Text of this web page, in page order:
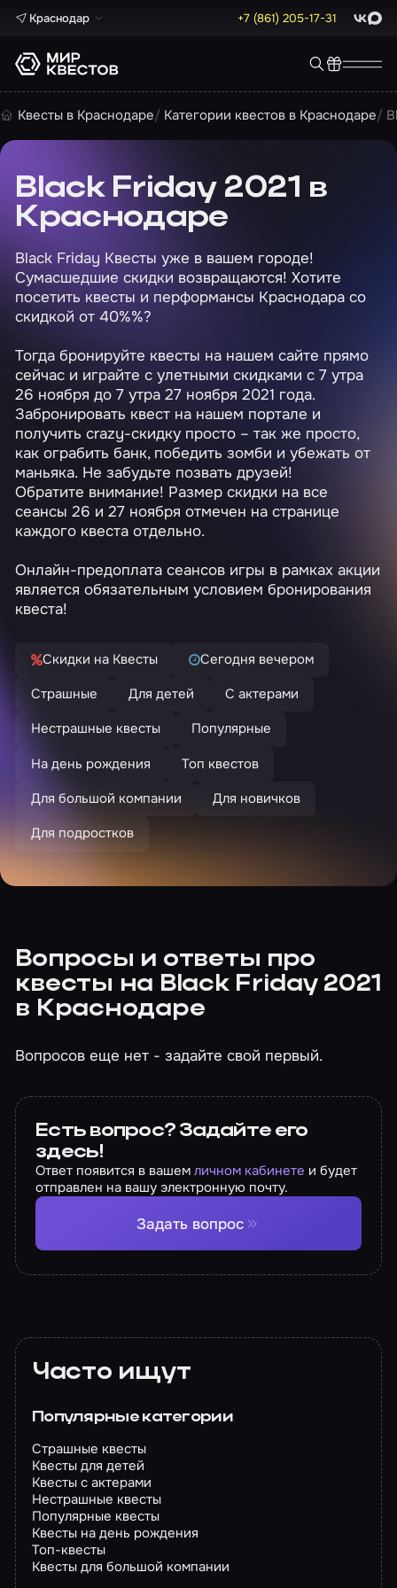
Краснодар +7 (861) 205-17-31 Max
Квесты в Краснодаре Категории квестов в Краснодаре
Black Friday 2021 в
Краснодаре
Black Friday Квесты уже в вашем городе!
Сумасшедшие скидки возвращаются! Хотите
посетить квесты и перформансы Краснодара со
скидкой от 40%%?
Тогда бронируйте квесты на нашем сайте прямо
сейчас и играйте с улетными скидками с 7 утра
26 ноября до 7 утра 27 ноября 2021 года.
Забронировать квест на нашем портале и
получить crazy-скидку просто – так же просто,
как ограбить банк, победить зомби и убежать от
маньяка. Не забудьте позвать друзей!
Обратите внимание! Размер скидки на все
сеансы 26 и 27 ноября отмечен на странице
каждого квеста отдельно.
Онлайн-предоплата сеансов игры в рамках акции
является обязательным условием бронирования
квеста!
Скидки на Квесты
Сегодня вечером
Страшные
Для детей
С актерами
Нестрашные квесты
Популярные
На день рождения
Топ квестов
Для большой компании
Для новичков
Для подростков
Вопросы и ответы про
квесты на Black Friday 2021
в Краснодаре
Вопросов еще нет - задайте свой первый.
Есть вопрос? Задайте его
здесь!
Ответ появится в вашемличном кабинете и будет
отправлен на вашу электронную почту.
Задать вопрос
Часто ищут
Популярные категории
Страшные квесты
Квесты для детей
Квесты с актерами
Нестрашные квесты
Популярные квесты
Квесты на день рождения
Топ-квесты
Квесты для большой компании